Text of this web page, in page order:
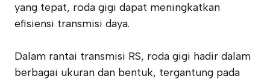
yang tepat, roda gigi dapat meningkatkan
efisiensi transmisi daya.
Dalam rantai transmisi RS, roda gigi hadir dalam
berbagai ukuran dan bentuk, tergantung pada